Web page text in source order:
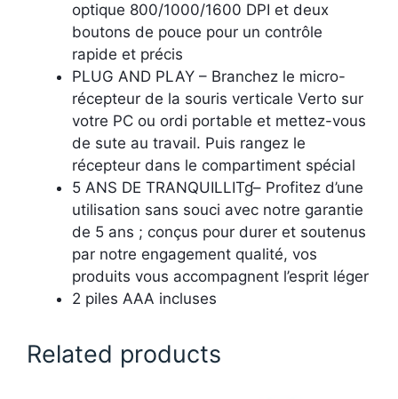
optique 800/1000/1600 DPI et deux
boutons de pouce pour un contrôle
rapide et précis
PLUG AND PLAY – Branchez le micro-
récepteur de la souris verticale Verto sur
votre PC ou ordi portable et mettez-vous
de sute au travail. Puis rangez le
récepteur dans le compartiment spécial
5 ANS DE TRANQUILLITɠ– Profitez d’une
utilisation sans souci avec notre garantie
de 5 ans ; conçus pour durer et soutenus
par notre engagement qualité, vos
produits vous accompagnent l’esprit léger
2 piles AAA incluses
Related products